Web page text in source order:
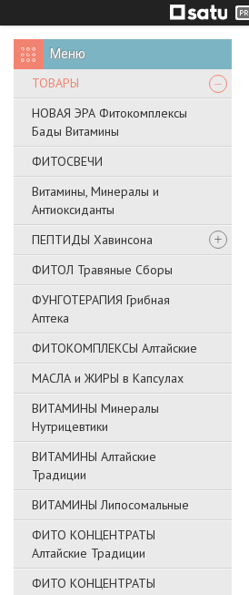
ТОВАРЫ
НОВАЯ ЭРА Фитокомплексы
Бады Витамины
ФИТОСВЕЧИ
Витамины, Минералы и
Антиоксиданты
ПЕПТИДЫ Хавинсона
ФИТОЛ Травяные Сборы
ФУНГОТЕРАПИЯ Грибная
Аптека
ФИТОКОМПЛЕКСЫ Алтайские
МАСЛА и ЖИРЫ в Капсулах
ВИТАМИНЫ Минералы
Нутрицевтики
ВИТАМИНЫ Алтайские
Традиции
ВИТАМИНЫ Липосомальные
ФИТО КОНЦЕНТРАТЫ
Алтайские Традиции
ФИТО КОНЦЕНТРАТЫ